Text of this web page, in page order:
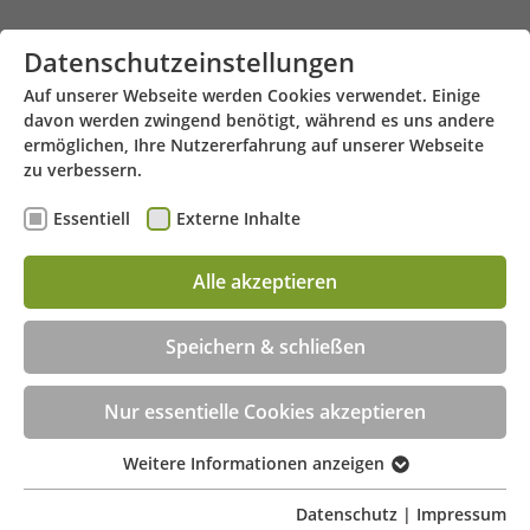
Zum Hauptinhalt springen
Bahnhofstr. 32c - 34346 Hann. Münden
Beratungstermin jetzt online buchen!
Datenschutzeinstellungen
Auf unserer Webseite werden Cookies verwendet. Einige
davon werden zwingend benötigt, während es uns andere
ermöglichen, Ihre Nutzererfahrung auf unserer Webseite
zu verbessern.
Essentiell Externe Inhalte
Alle akzeptieren
Speichern & schließen
Nur essentielle Cookies akzeptieren
Essentiell
Essentielle Cookies werden für grundlegende
Weitere Informationen anzeigen
Datenschutz | Impressum